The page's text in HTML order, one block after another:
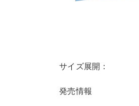
サイズ展開：
発売情報